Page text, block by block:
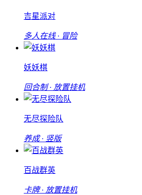
吉星派对
多人在线 · 冒险
妖妖棋
回合制 · 放置挂机
无尽探险队
养成 · 竖版
百战群英
卡牌 · 放置挂机